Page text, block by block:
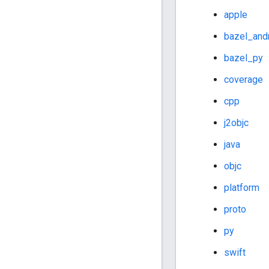
apple
bazel_py
coverage
cpp
j2objc
java
objc
platform
proto
py
swift